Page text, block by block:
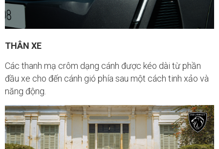
THÂN XE
Các thanh mạ crôm dạng cánh được kéo dài từ phần
đầu xe cho đến cánh gió phía sau một cách tinh xảo và
năng động.